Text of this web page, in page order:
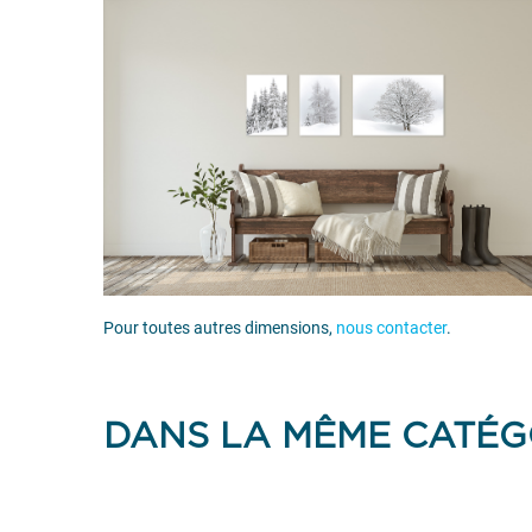
Pour toutes autres dimensions, nous contacter.
DANS LA MÊME